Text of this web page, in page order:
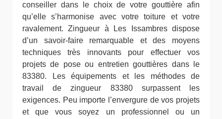
conseiller dans le choix de votre gouttière afin
qu’elle s’harmonise avec votre toiture et votre
ravalement. Zingueur à Les Issambres dispose
d’un savoir-faire remarquable et des moyens
techniques très innovants pour effectuer vos
projets de pose ou entretien gouttières dans le
83380. Les équipements et les méthodes de
travail de zingueur 83380 surpassent les
exigences. Peu importe l’envergure de vos projets
et que vous soyez un professionnel ou un